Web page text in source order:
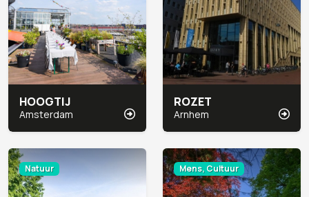
HOOGTIJ
Amsterdam
ROZET
Arnhem
Natuur Mens, Cultuur